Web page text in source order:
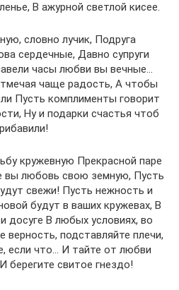
В ажурной светлой кисее.
словно лучик, Подруга
сердечные, Давно супруги
часы любви вы вечные…
чаще радость, А чтобы
Пусть комплименты говорит
Ну и подарки счастья чтоб
кружевную Прекрасной паре
вы любовь свою земную, Пусть
свежи! Пусть нежность и
будут в ваших кружевах, В
досуге В любых условиях, во
верность, подставляйте плечи,
если что… И тайте от любви
берегите свитое гнездо!